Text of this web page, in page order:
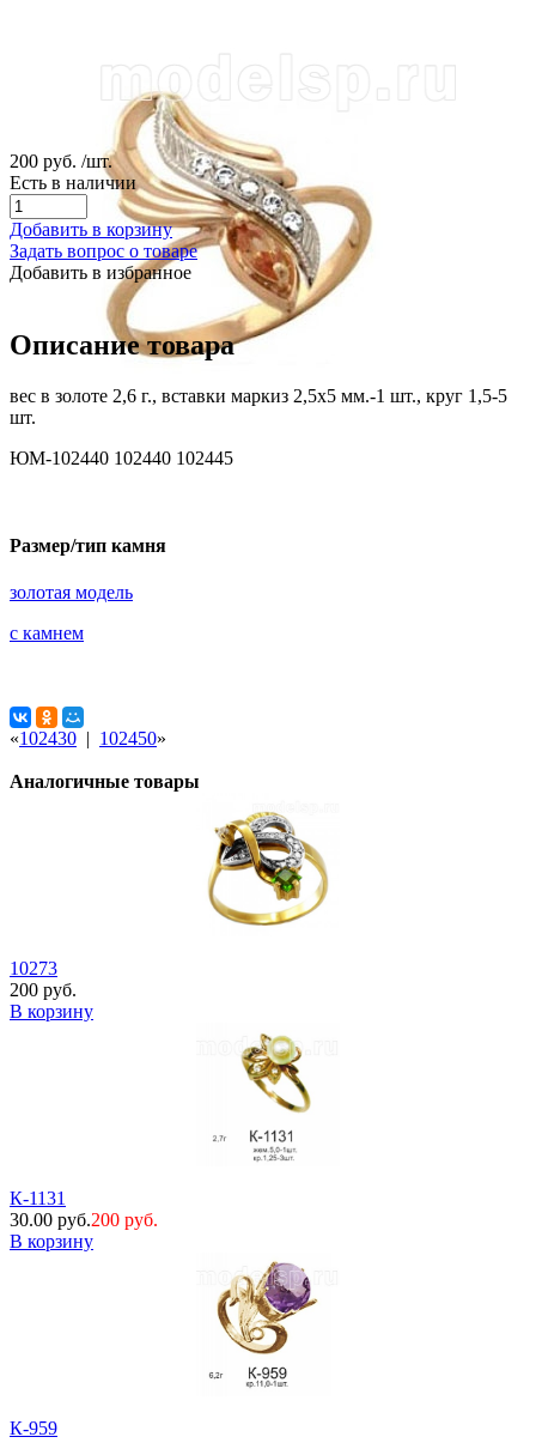
200 руб. /шт.
Есть в наличии
Добавить в корзину
Задать вопрос о товаре
Добавить в избранное
Описание товара
вес в золоте 2,6 г., вставки маркиз 2,5х5 мм.-1 шт., круг 1,5-5
шт.
ЮМ-102440 102440 102445
Размер/тип камня
золотая модель
с камнем
«102430 | 102450»
Аналогичные товары
10273
200 руб.
В корзину
К-1131
30.00 руб.200 руб.
В корзину
К-959